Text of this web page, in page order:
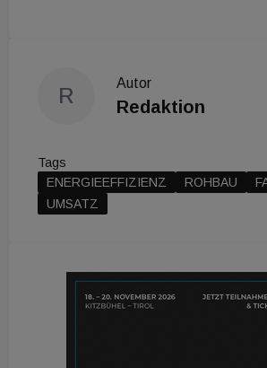
R
Autor
Redaktion
Tags
ENERGIEEFFIZIENZ
ROHBAU
UMSATZ